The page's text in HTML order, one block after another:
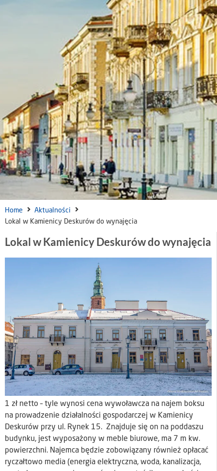
Home
Aktualności
Lokal w Kamienicy Deskurów do wynajęcia
Lokal w Kamienicy Deskurów do wynajęcia
1 zł netto – tyle wynosi cena wywoławcza na najem boksu
na prowadzenie działalności gospodarczej w Kamienicy
Deskurów przy ul. Rynek 15. Znajduje się on na poddaszu
budynku, jest wyposażony w meble biurowe, ma 7 m kw.
powierzchni. Najemca będzie zobowiązany również opłacać
ryczałtowo media (energia elektryczna, woda, kanalizacja,